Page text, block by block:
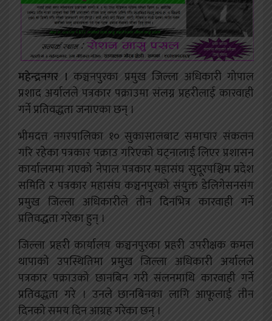
महेन्द्रनगर । कञ्चनपुरका प्रमुख जिल्ला अधिकारी गोपाल
प्रशाद अर्यालले पत्रकार पक्राउमा संलग्न प्रहरीलाई कारवाही
गर्ने प्रतिवद्धता जनाएका छन् ।
भीमदत्त नगरपालिका १० सुकासालबाट समाचार संकलन
गरि रहेका पत्रकार पक्राउ गरिएको घट्नालाई लिएर प्रशासन
कार्यालयमा गएको नेपाल पत्रकार महासंघ सुदूरपश्चिम प्रदेश
समिति र पत्रकार महासंघ कञ्चनपुरको संयुक्त डेलिगेसनसंग
प्रमुख जिल्ला अधिकारीले तीन दिनभित्र कारवाही गर्ने
प्रतिवद्धता गरेका हुन् ।
जिल्ला प्रहरी कार्यालय कञ्चनपुरका प्रहरी उपरीक्षक कमल
थापाको उपस्थितिमा प्रमुख जिल्ला अधिकारी अर्यालले
पत्रकार पक्राउको छानबिन गरी संलनमाथि कारवाही गर्ने
प्रतिवद्धता गरे । उनले छानबिनका लागि आफूलाई तीन
दिनको समय दिन आग्रह गरेका छन् ।